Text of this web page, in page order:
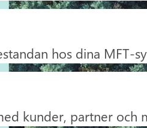
hos dina MFT-
kunder, partner och